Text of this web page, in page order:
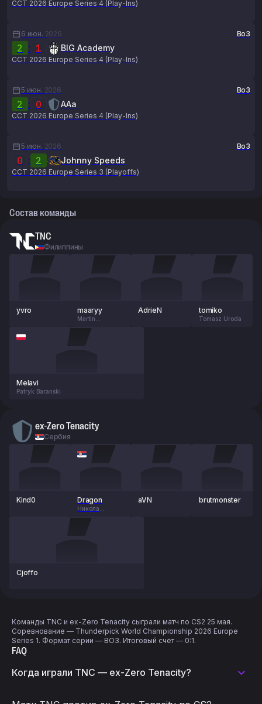
CCT 2026 Europe Series 4 (Play-Ins)
6 июн. 2026 Bo3
2 : 1 BIG Academy
CCT 2026 Europe Series 4 (Play-Ins)
5 июн. 2026 Bo3
2 : 0 AAa
CCT 2026 Europe Series 4 (Play-Ins)
5 июн. 2026 Bo3
0 : 2 Johnny Speeds
CCT 2026 Europe Series 3 (Playoffs)
Состав команды
TNC
Филиппины
yvro maaryy
Martin
AdrieN tomiko
Tomasz Uroda
Melavi
Patryk Baranski
ex-Zero Tenacity
Сербия
Kind0 Dragon
Никола
aVN brutmonster
Cjoffo
Команды TNC и ex-Zero Tenacity сыграли матч по CS2 25 мая.
Соревнование — Thunderpick World Championship 2026 Europe
Series 1. Формат серии — BO3. Итоговый счёт — 0:1.
FAQ
Когда играли TNC — ex-Zero Tenacity?